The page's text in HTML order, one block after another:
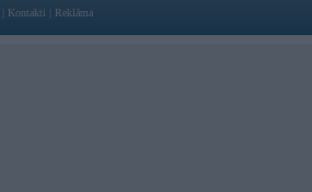
Kontakti Reklāma